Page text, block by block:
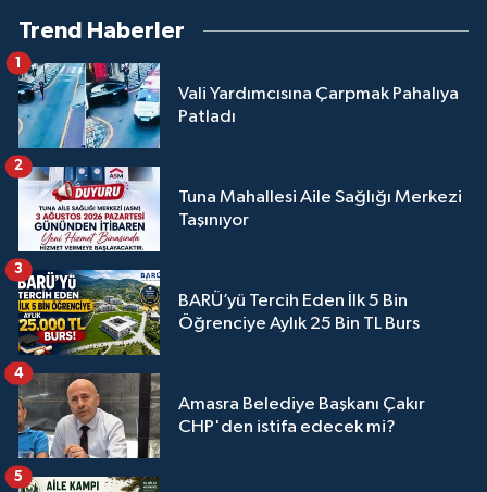
Trend Haberler
Vali Yardımcısına Çarpmak Pahalıya
Patladı
1
Tuna Mahallesi Aile Sağlığı Merkezi
Taşınıyor
2
BARÜ’yü Tercih Eden İlk 5 Bin
Öğrenciye Aylık 25 Bin TL Burs
3
Amasra Belediye Başkanı Çakır
CHP'den istifa edecek mi?
4
5